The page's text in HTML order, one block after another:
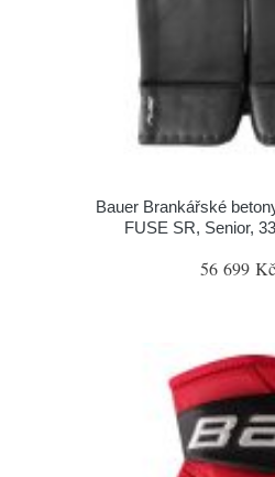
Bauer Brankářské
FUSE SR, Senior,
56 699 Kč